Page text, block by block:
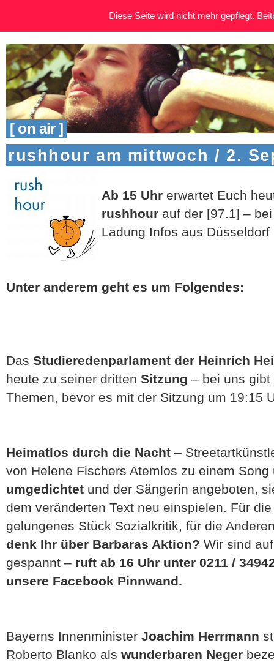
[ on air ]
rushhour am mittwoch / 2.
Ab 15 Uhr erwartet Euch
rushhour auf der [97.1] –
Ladung Infos aus
Unter anderem geht es um Folgendes:
Das Studieredenparlament der Heinrich
heute zu seiner dritten Sitzung – bei uns
Themen, bevor es mit der Sitzung um 19:15
Heimatlos durch die Nacht –
von Helene Fischers Atemlos zu einem
umgedichtet und der Sängerin angeboten,
dem veränderten Text neu einspielen. Für
gelungenes Stück Sozialkritik, für die
denk Ihr über Barbaras Aktion? Wir sind
gespannt – ruft ab 16 Uhr unter 0211 /
unsere Facebook Pinnwand.
Bayerns Innenminister Joachim Herrmann
Roberto Blanko als wunderbaren Neger
Diese Seite wird nicht mehr gepflegt.